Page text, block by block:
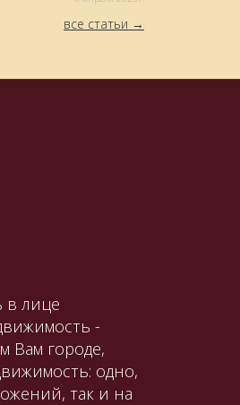
все статьи
в лице
-
Вам городе,
одно,
так и на